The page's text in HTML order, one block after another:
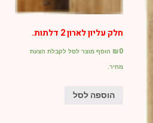
חלק עליון לארון 2 דלתות.
₪0
הוסף מוצר לסל לקבלת הצעת
מחיר.
הוספה לסל